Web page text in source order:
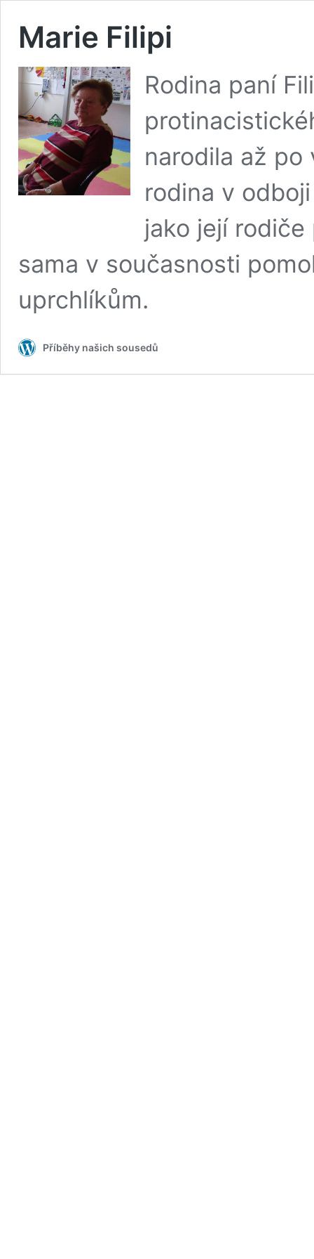
Marie Filipi
Rodina paní
narodila až
rodina v
jako její
sama v současnosti
uprchlíkům.
Příběhy našich sousedů